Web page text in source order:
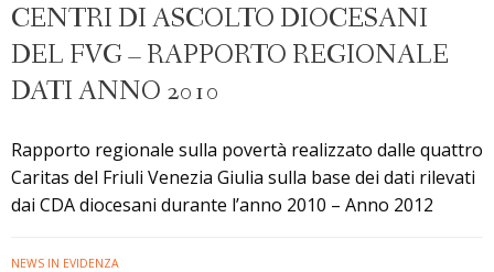
CENTRI DI ASCOLTO DIOCESANI
DEL FVG – RAPPORTO REGIONALE
DATI ANNO 2010
Rapporto regionale sulla povertà realizzato dalle quattro
Caritas del Friuli Venezia Giulia sulla base dei dati rilevati
dai CDA diocesani durante l’anno 2010 – Anno 2012
NEWS IN EVIDENZA